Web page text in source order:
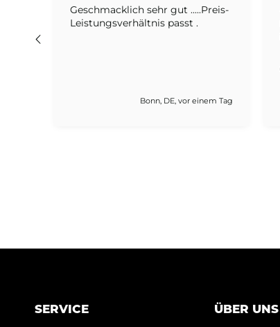
Geschmacklich sehr gut .....Preis-
Leistungsverhältnis passt .
Bonn, DE, vor einem Tag
SERVICE ÜBER UNS